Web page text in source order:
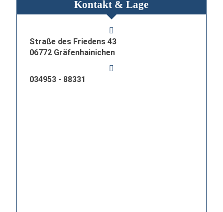
Kontakt & Lage
Straße des Friedens 43
06772 Gräfenhainichen
034953 - 88331